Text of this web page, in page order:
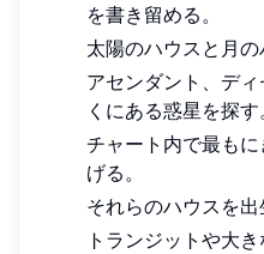
を書き留める。
太陽のハウスと月の
アセンダント、デ
くにある惑星を探す
チャート内で最も
げる。
それらのハウスを出
トランジットや大